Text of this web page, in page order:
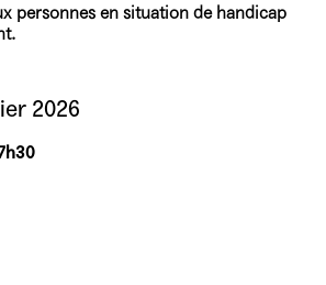
personnes en situation de handicap
2026